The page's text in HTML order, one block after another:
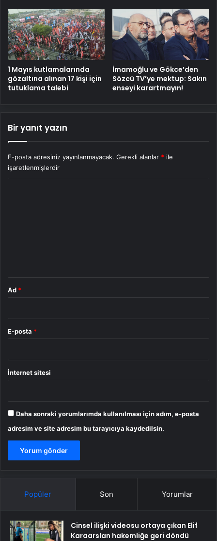
1 Mayıs kutlamalarında
gözaltına alınan 17 kişi için
tutuklama talebi
İmamoğlu ve Gökce’den
Sözcü TV’ye mektup: Sakın
enseyi karartmayın!
Bir yanıt yazın
E-posta adresiniz yayınlanmayacak. Gerekli alanlar * ile
işaretlenmişlerdir
Ad *
E-posta *
İnternet sitesi
Daha sonraki yorumlarımda kullanılması için adım, e-posta
adresim ve site adresim bu tarayıcıya kaydedilsin.
Popüler Son Yorumlar
Cinsel ilişki videosu ortaya çıkan Elif
Karaarslan hakemliğe geri döndü